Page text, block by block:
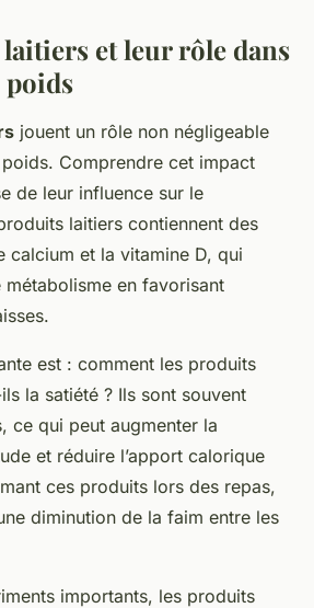
laitiers sont-ils
alliés minceur ?
4 min de lecture
et leur rôle dans
poids
jouent un rôle non négligeable
Comprendre cet impact
de leur influence sur le
laitiers contiennent des
calcium et la vitamine D, qui
métabolisme en favorisant
est : comment les produits
la satiété ? Ils sont souvent
ce qui peut augmenter la
et réduire l’apport calorique
ces produits lors des repas,
diminution de la faim entre les
importants, les produits